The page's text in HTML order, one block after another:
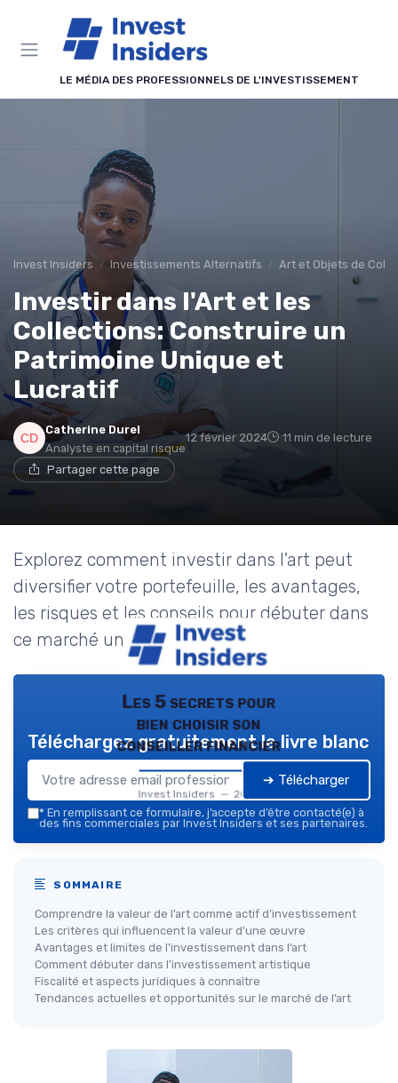
LE MÉDIA DES PROFESSIONNELS DE L'INVESTISSEMENT
Invest Insiders Investissements Alternatifs Art et Objets de
Investir dans l'Art et les
Collections: Construire un
Patrimoine Unique et
Lucratif
Catherine Durel
Analyste en capital risque
12 février 2024 11 min de lecture
Partager cette page
Explorez comment investir dans l'art peut
diversifier votre portefeuille, les avantages,
les risques et les conseils pour débuter dans
ce marché unique.
Les 5 secrets pour
bien choisir son
conseiller financier
Invest Insiders — 2026
Téléchargez gratuitement le livre blanc
➔ Télécharger
* En remplissant ce formulaire, j’accepte d’être contacté(e) à
des fins commerciales par Invest Insiders et ses partenaires.
SOMMAIRE
Comprendre la valeur de l’art comme actif d’investissement
Les critères qui influencent la valeur d’une œuvre
Avantages et limites de l’investissement dans l’art
Comment débuter dans l’investissement artistique
Fiscalité et aspects juridiques à connaître
Tendances actuelles et opportunités sur le marché de l’art